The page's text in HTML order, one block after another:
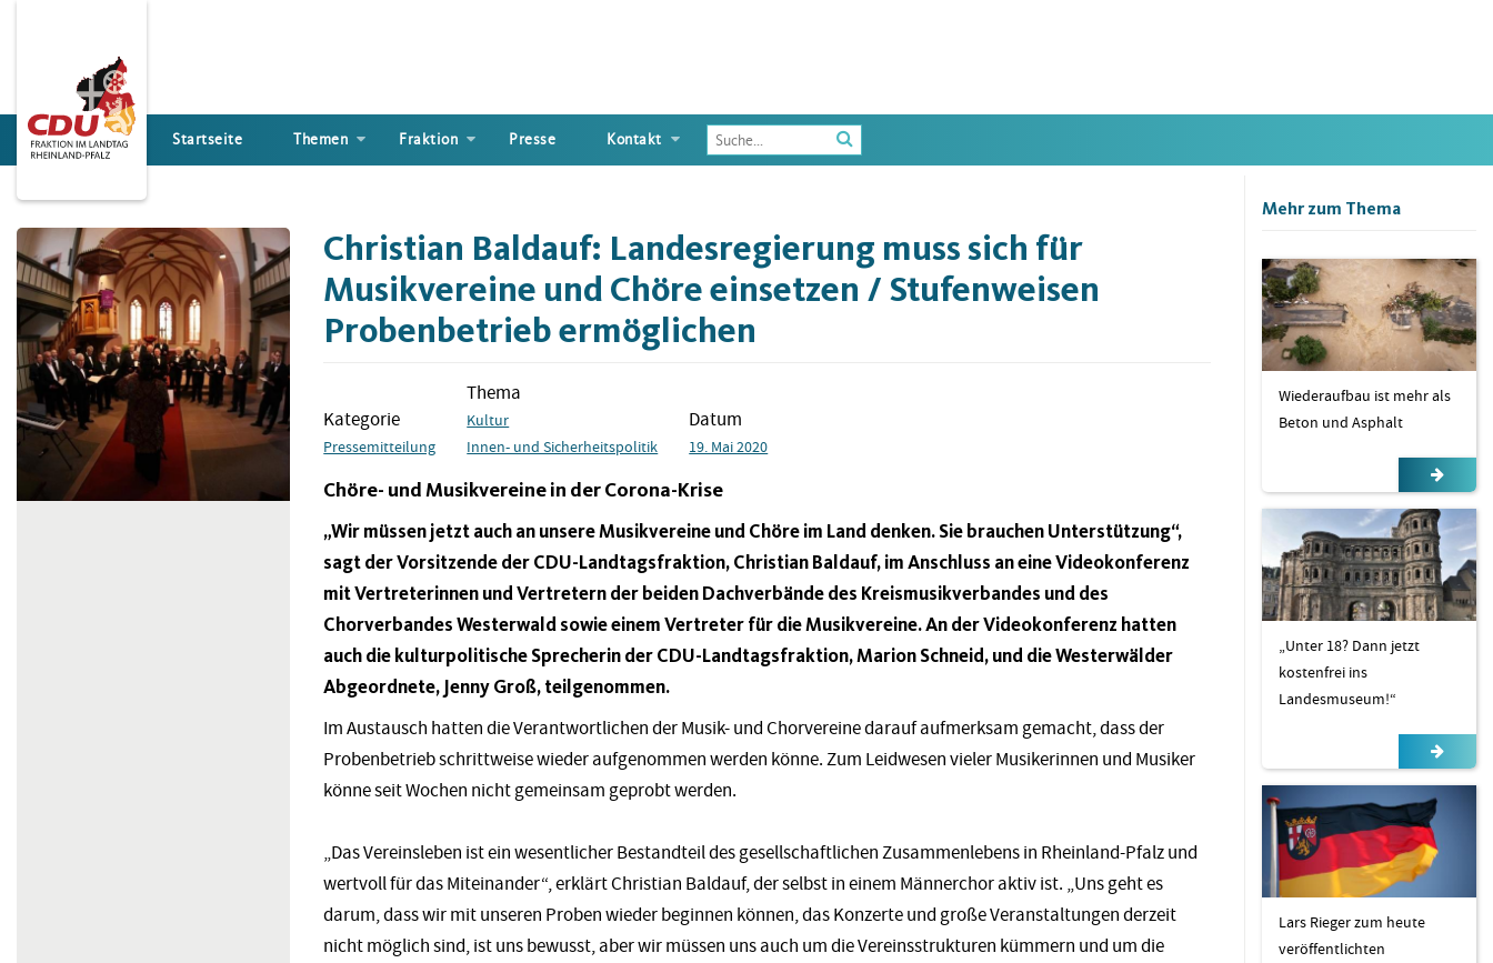
Startseite Themen Fraktion Presse Kontakt
Enter
the
to
search
for
Christian Baldauf: Landesregierung muss sich für
Musikvereine und Chöre einsetzen / Stufenweisen
Probenbetrieb ermöglichen
Kategorie
Pressemitteilung
Thema
Kultur
Innen- und Sicherheitspolitik
Datum
19. Mai 2020
Chöre- und Musikvereine in der Corona-Krise
„Wir müssen jetzt auch an unsere Musikvereine und Chöre im Land denken. Sie brauchen Unterstützung“,
sagt der Vorsitzende der CDU-Landtagsfraktion, Christian Baldauf, im Anschluss an eine Videokonferenz
mit Vertreterinnen und Vertretern der beiden Dachverbände des Kreismusikverbandes und des
Chorverbandes Westerwald sowie einem Vertreter für die Musikvereine. An der Videokonferenz hatten
auch die kulturpolitische Sprecherin der CDU-Landtagsfraktion, Marion Schneid, und die Westerwälder
Abgeordnete, Jenny Groß, teilgenommen.
Im Austausch hatten die Verantwortlichen der Musik- und Chorvereine darauf aufmerksam gemacht, dass der
Probenbetrieb schrittweise wieder aufgenommen werden könne. Zum Leidwesen vieler Musikerinnen und Musiker
könne seit Wochen nicht gemeinsam geprobt werden.
„Das Vereinsleben ist ein wesentlicher Bestandteil des gesellschaftlichen Zusammenlebens in Rheinland-Pfalz und
wertvoll für das Miteinander“, erklärt Christian Baldauf, der selbst in einem Männerchor aktiv ist. „Uns geht es
darum, dass wir mit unseren Proben wieder beginnen können, das Konzerte und große Veranstaltungen derzeit
nicht möglich sind, ist uns bewusst, aber wir müssen uns auch um die Vereinsstrukturen kümmern und um die
Mehr zum Thema
Wiederaufbau ist mehr als
Beton und Asphalt
„Unter 18? Dann jetzt
kostenfrei ins
Landesmuseum!“
Lars Rieger zum heute
veröffentlichten